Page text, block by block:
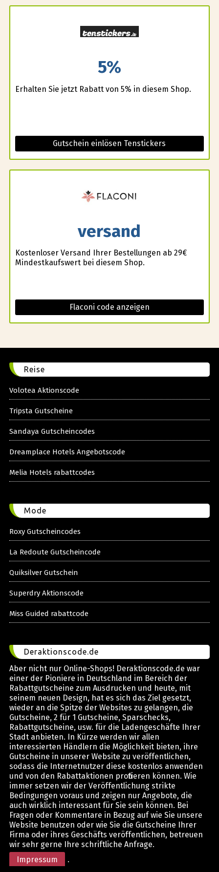
5%
Erhalten Sie jetzt Rabatt von 5% in diesem Shop.
Gutschein einlösen Tenstickers
versand
Kostenloser Versand Ihrer Bestellungen ab 29€
Mindestkaufswert bei diesem Shop.
Flaconi code anzeigen
Reise
Volotea Aktionscode
Tripsta Gutscheine
Sandaya Gutscheincodes
Dreamplace Hotels Angebotscode
Melia Hotels rabattcodes
Mode
Roxy Gutscheincodes
La Redoute Gutscheincode
Quiksilver Gutschein
Superdry Aktionscode
Miss Guided rabattcode
Deraktionscode.de
Aber nicht nur Online-Shops! Deraktionscode.de war
einer der Pioniere in Deutschland im Bereich der
Rabattgutscheine zum Ausdrucken und heute, mit
seinem neuen Design, hat es sich das Ziel gesetzt,
wieder an die Spitze der Websites zu gelangen, die
Gutscheine, 2 für 1 Gutscheine, Sparschecks,
Rabattgutscheine, usw. für die Ladengeschäfte Ihrer
Stadt anbieten. In Kürze werden wir allen
interessierten Händlern die Möglichkeit bieten, ihre
Gutscheine in unserer Website zu veröffentlichen,
sodass die Internetnutzer diese kostenlos anwenden
und von den Rabattaktionen profitieren können. Wie
immer setzen wir der Veröffentlichung strikte
Bedingungen voraus und zeigen nur Angebote, die
auch wirklich interessant für Sie sein können. Bei
Fragen oder Kommentare in Bezug auf wie Sie unsere
Website benutzen oder wie Sie die Gutscheine Ihrer
Firma oder ihres Geschäfts veröffentlichen, betreuen
wir sehr gerne Ihre schriftliche Anfrage.
Impressum
.